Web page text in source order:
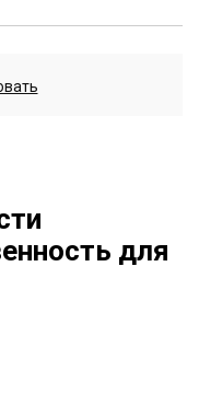
для